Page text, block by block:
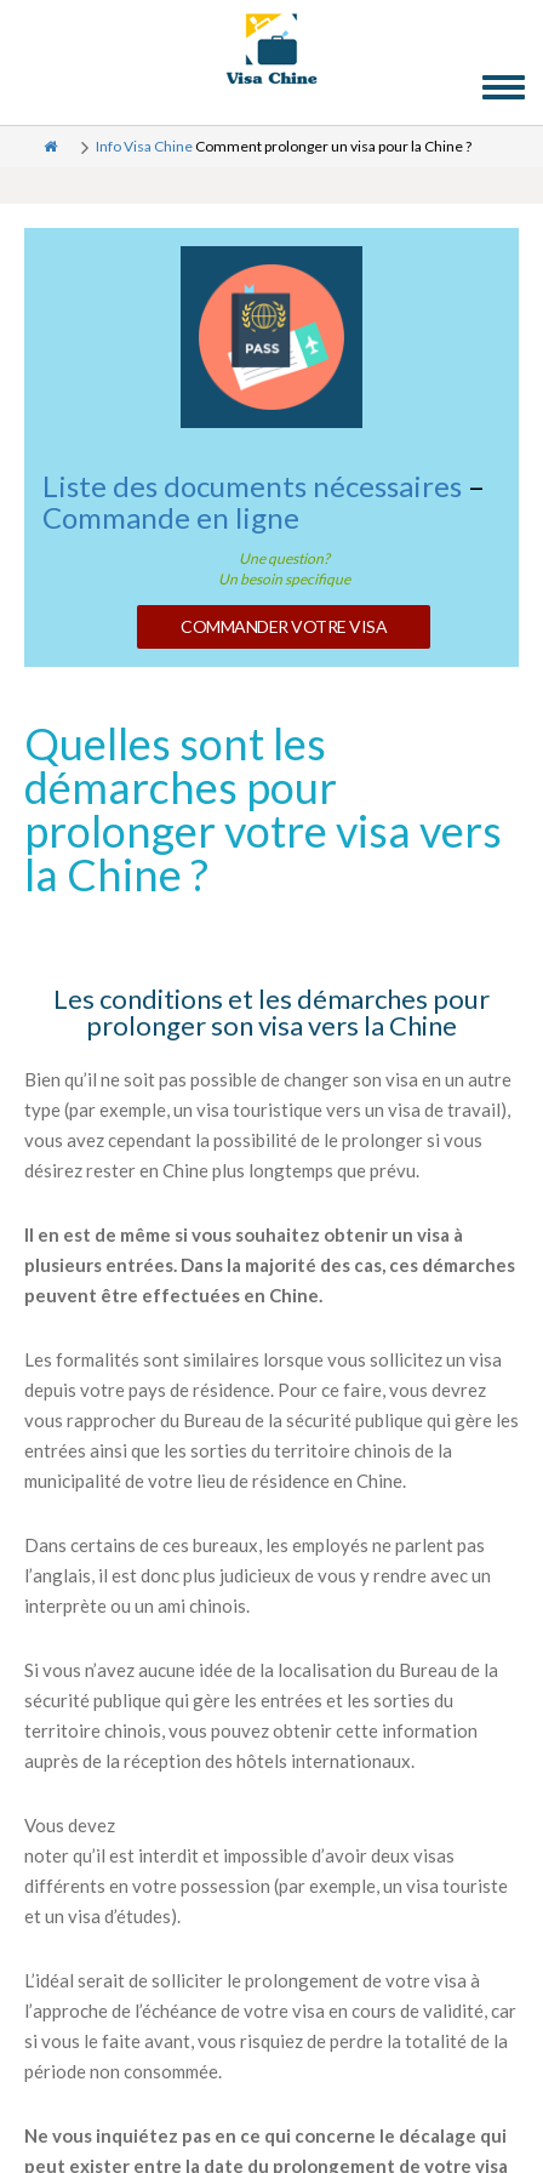
Info Visa ChineComment prolonger un visa pour la Chine ?
Liste des documents nécessaires –
Commande en ligne
Une question?
Un besoin specifique
COMMANDER VOTRE VISA
Quelles sont les
démarches pour
prolonger votre visa vers
la Chine ?
Les conditions et les démarches pour
prolonger son visa vers la Chine
Bien qu’il ne soit pas possible de changer son visa en un autre
type (par exemple, un visa touristique vers un visa de travail),
vous avez cependant la possibilité de le prolonger si vous
désirez rester en Chine plus longtemps que prévu.
Il en est de même si vous souhaitez obtenir un visa à
plusieurs entrées. Dans la majorité des cas, ces démarches
peuvent être effectuées en Chine.
Les formalités sont similaires lorsque vous sollicitez un visa
depuis votre pays de résidence. Pour ce faire, vous devrez
vous rapprocher du Bureau de la sécurité publique qui gère les
entrées ainsi que les sorties du territoire chinois de la
municipalité de votre lieu de résidence en Chine.
Dans certains de ces bureaux, les employés ne parlent pas
l’anglais, il est donc plus judicieux de vous y rendre avec un
interprète ou un ami chinois.
Si vous n’avez aucune idée de la localisation du Bureau de la
sécurité publique qui gère les entrées et les sorties du
territoire chinois, vous pouvez obtenir cette information
auprès de la réception des hôtels internationaux.
Vous devez
noter qu’il est interdit et impossible d’avoir deux visas
différents en votre possession (par exemple, un visa touriste
et un visa d’études).
L’idéal serait de solliciter le prolongement de votre visa à
l’approche de l’échéance de votre visa en cours de validité, car
si vous le faite avant, vous risquiez de perdre la totalité de la
période non consommée.
Ne vous inquiétez pas en ce qui concerne le décalage qui
peut exister entre la date du prolongement de votre visa